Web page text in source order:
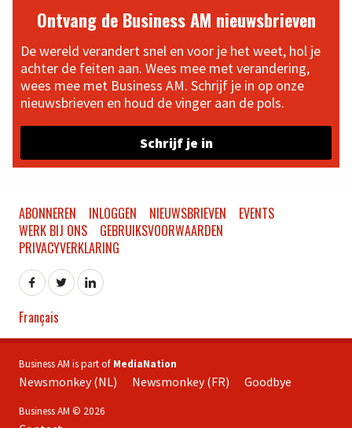
Ontvang de Business AM nieuwsbrieven
De wereld verandert snel en voor je het weet, hol je
achter de feiten aan. Wees mee met verandering,
wees mee met Business AM. Schrijf je in op onze
nieuwsbrieven en houd de vinger aan de pols.
Schrijf je in
ABONNEREN INLOGGEN NIEUWSBRIEVEN
EVENTS
WERK BIJ ONS
GEBRUIKSVOORWAARDEN
PRIVACYVERKLARING
Français
Business AM is part of MediaNation
Newsmonkey (NL) Newsmonkey (FR) Goodbye
Business AM © 2026